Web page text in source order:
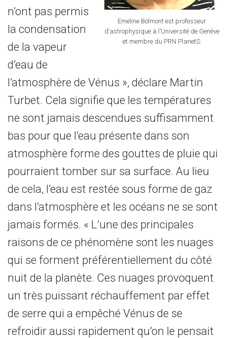
Emeline Bolmont est professeur
d’astrophysique à l’Université de Genève
et membre du PRN PlanetS.
n’ont pas permis
la condensation
de la vapeur
d’eau de
l’atmosphère de Vénus », déclare Martin
Turbet. Cela signifie que les températures
ne sont jamais descendues suffisamment
bas pour que l’eau présente dans son
atmosphère forme des gouttes de pluie qui
pourraient tomber sur sa surface. Au lieu
de cela, l’eau est restée sous forme de gaz
dans l’atmosphère et les océans ne se sont
jamais formés. « L’une des principales
raisons de ce phénomène sont les nuages
qui se forment préférentiellement du côté
nuit de la planète. Ces nuages provoquent
un très puissant réchauffement par effet
de serre qui a empêché Vénus de se
refroidir aussi rapidement qu’on le pensait